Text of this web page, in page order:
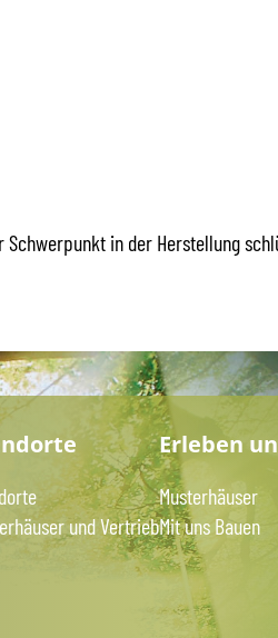
in der Herstellung
und Vertrieb
Erleben
Musterhäuser
Mit uns Bauen